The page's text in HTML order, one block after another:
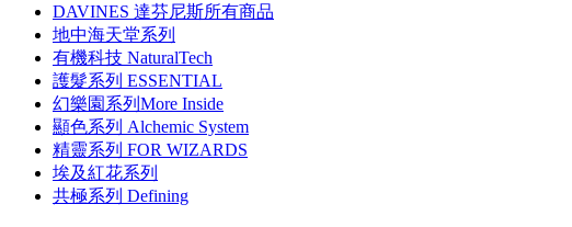
DAVINES 達芬尼斯所有商品
地中海天堂系列
有機科技 NaturalTech
護髮系列 ESSENTIAL
幻樂園系列More Inside
顯色系列 Alchemic System
精靈系列 FOR WIZARDS
埃及紅花系列
共極系列 Defining